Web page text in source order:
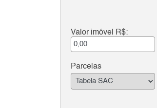
Valor imóvel R$:
Parcelas